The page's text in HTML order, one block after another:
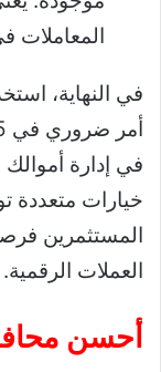
المعاملات
في النهاية،
في إدارة
خيارات متعددة
المستثمرين
العملات الرقمية.
أحسن